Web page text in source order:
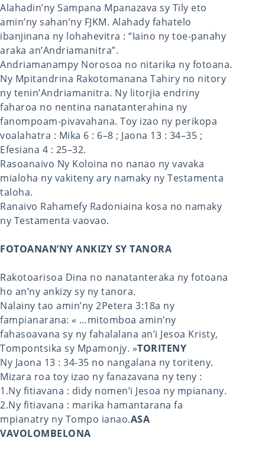
Alahadin’ny Sampana Mpanazava sy Tily eto
amin’ny sahan’ny FJKM. Alahady fahatelo
ibanjinana ny lohahevitra : “Iaino ny toe-panahy
araka an’Andriamanitra”.
Andriamanampy Norosoa no nitarika ny fotoana.
Ny Mpitandrina Rakotomanana Tahiry no nitory
ny tenin’Andriamanitra. Ny litorjia endriny
faharoa no nentina nanatanterahina ny
fanompoam-pivavahana. Toy izao ny perikopa
voalahatra : Mika 6 : 6–8 ; Jaona 13 : 34–35 ;
Efesiana 4 : 25–32.
Rasoanaivo Ny Koloina no nanao ny vavaka
mialoha ny vakiteny ary namaky ny Testamenta
taloha.
Ranaivo Rahamefy Radoniaina kosa no namaky
ny Testamenta vaovao.
FOTOANAN’NY ANKIZY SY TANORA
Rakotoarisoa Dina no nanatanteraka ny fotoana
ho an’ny ankizy sy ny tanora.
Nalainy tao amin’ny 2Petera 3:18a ny
fampianarana: « …mitomboa amin’ny
fahasoavana sy ny fahalalana an’i Jesoa Kristy,
Tompontsika sy Mpamonjy. »TORITENY
Ny Jaona 13 : 34-35 no nangalana ny toriteny.
Mizara roa toy izao ny fanazavana ny teny :
1.Ny fitiavana : didy nomen’i Jesoa ny mpianany.
2.Ny fitiavana : marika hamantarana fa
mpianatry ny Tompo ianao.ASA
VAVOLOMBELONA